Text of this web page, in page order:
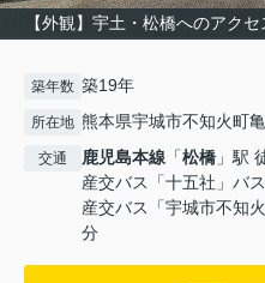
【外観】宇土・松橋へのアク
築年数 築19年
所在地 熊本県宇城市不知火町
交通 鹿児島本線 「松橋 」駅
産交バス「十五社」バ
産交バス「宇城市不知
分